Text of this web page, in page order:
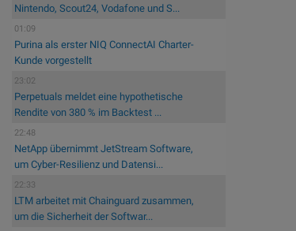
Nintendo, Scout24, Vodafone und S...
01:09
Purina als erster NIQ ConnectAI Charter-
Kunde vorgestellt
23:02
Perpetuals meldet eine hypothetische
Rendite von 380 % im Backtest ...
22:48
NetApp übernimmt JetStream Software,
um Cyber-Resilienz und Datensi...
22:33
LTM arbeitet mit Chainguard zusammen,
um die Sicherheit der Softwar...